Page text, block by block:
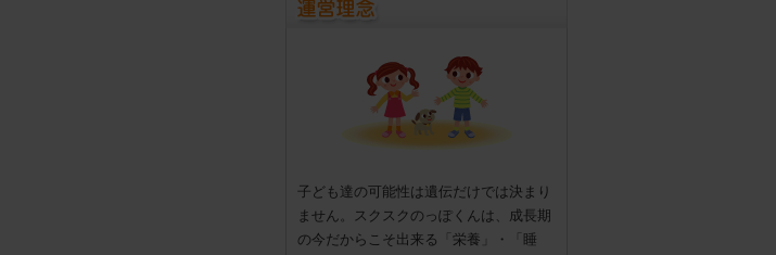
子ども達の可能性は遺伝だけでは決まり
ません。スクスクのっぽくんは、成長期
の今だからこそ出来る「栄養」・「睡